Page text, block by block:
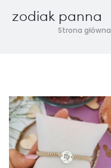
zodiak panna
Strona główna